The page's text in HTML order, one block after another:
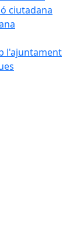
ciutadana
l'ajuntament